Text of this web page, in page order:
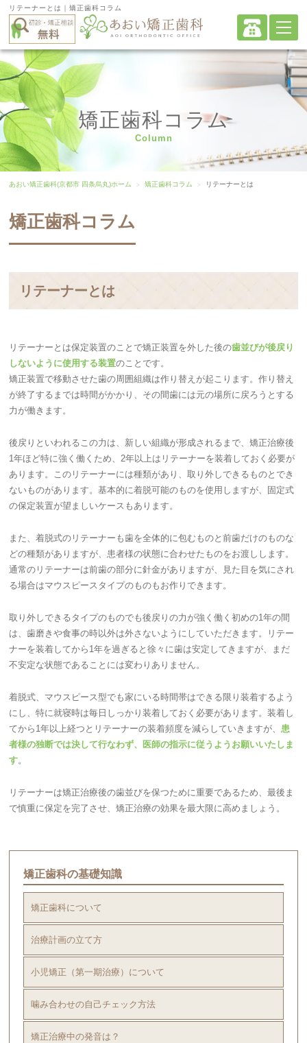
リテーナーとは｜矯正歯科コラム
矯正歯科コラム
Column
あおい矯正歯科(京都市 四条烏丸)ホーム 矯正歯科コラム リテーナーとは
矯正歯科コラム
リテーナーとは
リテーナーとは保定装置のことで矯正装置を外した後の歯並びが後戻り
しないように使用する装置のことです。
矯正装置で移動させた歯の周囲組織は作り替えが起こります。作り替え
が終了するまでは時間がかかり、その間歯には元の場所に戻ろうとする
力が働きます。
後戻りといわれるこの力は、新しい組織が形成されるまで、矯正治療後
1年ほど特に強く働くため、2年以上はリテーナーを装着しておく必要が
あります。このリテーナーには種類があり、取り外しできるものとでき
ないものがあります。基本的に着脱可能のものを使用しますが、固定式
の保定装置が望ましいケースもあります。
また、着脱式のリテーナーも歯を全体的に包むものと前歯だけのものな
どの種類がありますが、患者様の状態に合わせたものをお渡しします。
通常のリテーナーは前歯の部分に針金がありますが、見た目を気にされ
る場合はマウスピースタイプのものもお作りできます。
取り外しできるタイプのものでも後戻りの力が強く働く初めの1年の間
は、歯磨きや食事の時以外は外さないようにしていただきます。リテー
ナーを装着してから1年を過ぎると徐々に歯は安定してきますが、まだ
不安定な状態であることには変わりありません。
着脱式、マウスピース型でも家にいる時間帯はできる限り装着するよう
にし、特に就寝時は毎日しっかり装着しておく必要があります。装着し
てから1年以上経つとリテーナーの装着頻度を減らしていきますが、患
者様の独断では決して行なわず、医師の指示に従うようお願いいたしま
す。
リテーナーは矯正治療後の歯並びを保つために重要であるため、最後ま
で慎重に保定を完了させ、矯正治療の効果を最大限に高めましょう。
矯正歯科の基礎知識
矯正歯科について
治療計画の立て方
小児矯正（第一期治療）について
噛み合わせの自己チェック方法
矯正治療中の発音は？